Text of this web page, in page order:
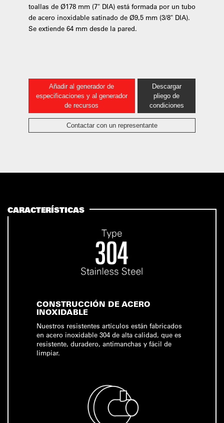
toallas de Ø178 mm (7" DIA) está formada por un tubo
de acero inoxidable satinado de Ø9,5 mm (3/8" DIA).
Se extiende 64 mm desde la pared.
Añadir al generador de
especificaciones y al generador
de recursos
Descargar
pliego de
condiciones
Contactar con un representante
CARACTERÍSTICAS
CONSTRUCCIÓN DE ACERO
INOXIDABLE
Nuestros resistentes artículos están fabricados
en acero inoxidable 304 de alta calidad, que es
resistente, duradero, antimanchas y fácil de
limpiar.